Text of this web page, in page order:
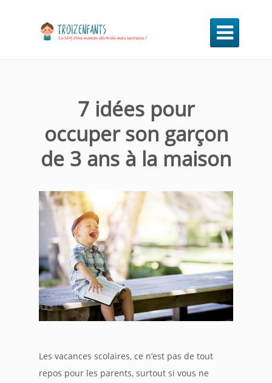

7 idées pour
occuper son garçon
de 3 ans à la maison
Les vacances scolaires, ce n’est pas de tout
repos pour les parents, surtout si vous ne